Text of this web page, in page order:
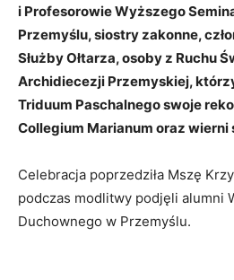
i Profesorowie Wyższego
Przemyślu, siostry zakonne,
Służby Ołtarza, osoby z Ruchu
Archidiecezji Przemyskiej,
Triduum Paschalnego swoje
Collegium Marianum oraz wierni
Celebracja poprzedziła Mszę
podczas modlitwy podjęli alumni
Duchownego w Przemyślu.